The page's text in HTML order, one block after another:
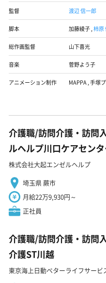
監督 渡辺 信一郎
脚本 加藤綾子,柿原
総作画監督 山下喜光
音楽 菅野よう子
アニメーション制作 MAPPA,手塚
介護職/訪問介護・訪問
ルヘルプ川口ケアセン
株式会社大起エンゼルヘルプ
埼玉県 蕨市
月給22万9,930円～
正社員
介護職/訪問介護・訪問
介護ST川越
東京海上日動ベターライフサービ